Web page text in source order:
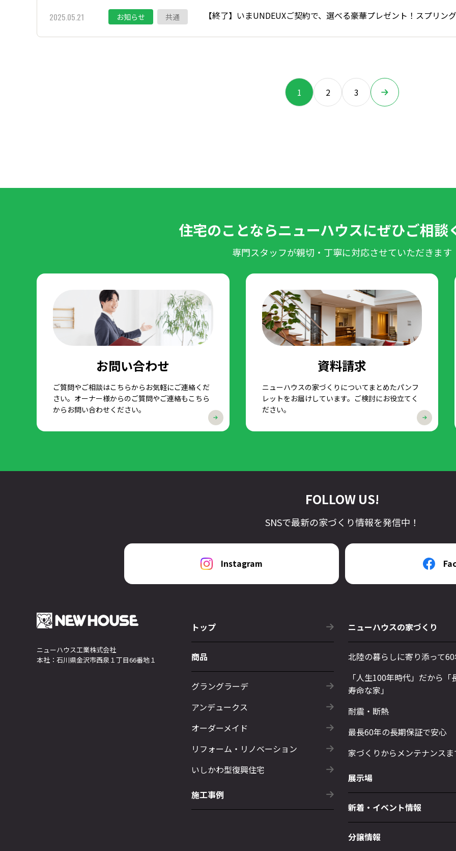
2025.05.21 お知らせ 共通 【終了】いまUNDEUXご契約で、選べる豪華プレゼント！スプリン
1 2 3
住宅のことならニューハウスにぜひご相談
専門スタッフが親切・丁寧に対応させていただきます
お問い合わせ
ご質問やご相談はこちらからお気軽にご連絡くだ
さい。オーナー様からのご質問やご連絡もこちら
からお問い合わせください。
資料請求
ニューハウスの家づくりについてまとめたパンフ
レットをお届けしています。ご検討にお役立てく
ださい。
FOLLOW US!
SNSで最新の家づくり情報を発信中！
Instagram
ニューハウス工業株式会社
本社：石川県金沢市西泉１丁目66番地１
トップ
商品
グラングラーデ
アンデュークス
オーダーメイド
リフォーム・リノベーション
いしかわ型復興住宅
施工事例
ニューハウスの家づくり
北陸の暮らしに寄り添って
「人生100年時代」だから「
寿命な家」
耐震・断熱
最長60年の長期保証で安心
家づくりからメンテナンスま
展示場
新着・イベント情報
分譲情報